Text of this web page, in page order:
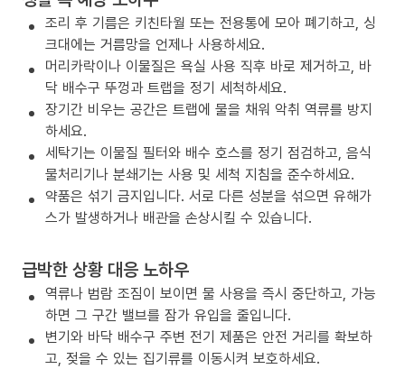
조리 후 기름은 키친타월 또는 전용통에 모아 폐기하고, 싱
크대에는 거름망을 언제나 사용하세요.
머리카락이나 이물질은 욕실 사용 직후 바로 제거하고, 바
닥 배수구 뚜껑과 트랩을 정기 세척하세요.
장기간 비우는 공간은 트랩에 물을 채워 악취 역류를 방지
하세요.
세탁기는 이물질 필터와 배수 호스를 정기 점검하고, 음식
물처리기나 분쇄기는 사용 및 세척 지침을 준수하세요.
약품은 섞기 금지입니다. 서로 다른 성분을 섞으면 유해가
스가 발생하거나 배관을 손상시킬 수 있습니다.
급박한 상황 대응 노하우
역류나 범람 조짐이 보이면 물 사용을 즉시 중단하고, 가능
하면 그 구간 밸브를 잠가 유입을 줄입니다.
변기와 바닥 배수구 주변 전기 제품은 안전 거리를 확보하
고, 젖을 수 있는 집기류를 이동시켜 보호하세요.